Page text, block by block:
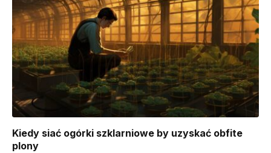
Kiedy siać ogórki szklarniowe by uzyskać obfite
plony